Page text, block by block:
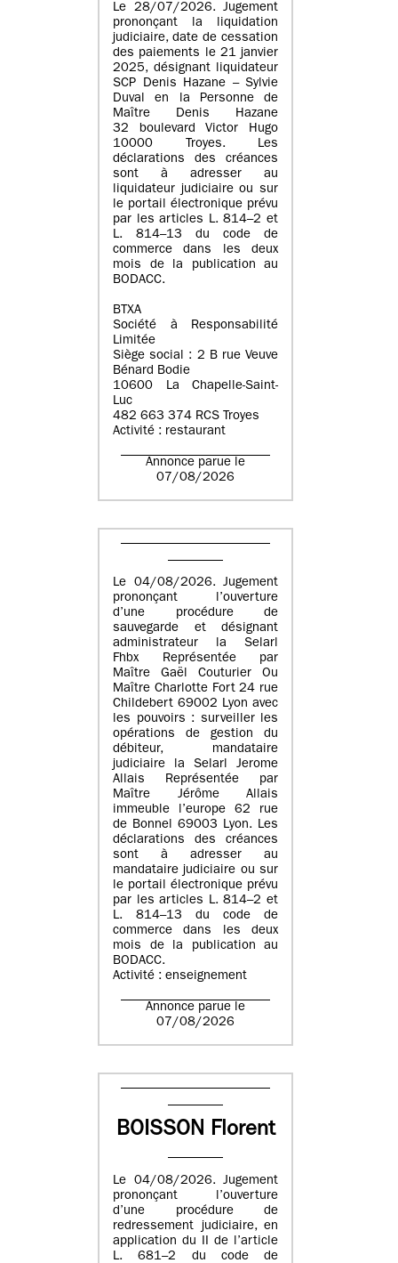
Le 28/07/2026. Jugement
prononçant la liquidation
judiciaire, date de cessation
des paiements le 21 janvier
2025, désignant liquidateur
SCP Denis Hazane – Sylvie
Duval en la Personne de
Maître Denis Hazane
32 boulevard Victor Hugo
10000 Troyes. Les
déclarations des créances
sont à adresser au
liquidateur judiciaire ou sur
le portail électronique prévu
par les articles L. 814–2 et
L. 814–13 du code de
commerce dans les deux
mois de la publication au
BODACC.
BTXA
Société à Responsabilité
Limitée
Siège social : 2 B rue Veuve
Bénard Bodie
10600 La Chapelle-Saint-
Luc
482 663 374 RCS Troyes
Activité : restaurant
Annonce parue le
07/08/2026
Le 04/08/2026. Jugement
prononçant l’ouverture
d’une procédure de
sauvegarde et désignant
administrateur la Selarl
Fhbx Représentée par
Maître Gaël Couturier Ou
Maître Charlotte Fort 24 rue
Childebert 69002 Lyon avec
les pouvoirs : surveiller les
opérations de gestion du
débiteur, mandataire
judiciaire la Selarl Jerome
Allais Représentée par
Maître Jérôme Allais
immeuble l’europe 62 rue
de Bonnel 69003 Lyon. Les
déclarations des créances
sont à adresser au
mandataire judiciaire ou sur
le portail électronique prévu
par les articles L. 814–2 et
L. 814–13 du code de
commerce dans les deux
mois de la publication au
BODACC.
Activité : enseignement
Annonce parue le
07/08/2026
BOISSON Florent
Le 04/08/2026. Jugement
prononçant l’ouverture
d’une procédure de
redressement judiciaire, en
application du II de l’article
L. 681–2 du code de